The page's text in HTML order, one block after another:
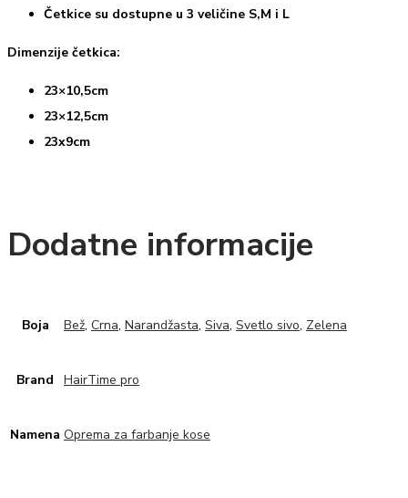
Četkice su dostupne u 3 veličine S,M i L
Dimenzije četkica:
23×10,5cm
23×12,5cm
23x9cm
Dodatne informacije
Boja Bež, Crna, Narandžasta, Siva, Svetlo sivo, Zelena
Brand HairTime pro
Namena Oprema za farbanje kose